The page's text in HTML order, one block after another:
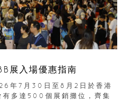
展入場優惠指南
年7月30日至8月2日於香港
有多達500個展銷攤位，齊集